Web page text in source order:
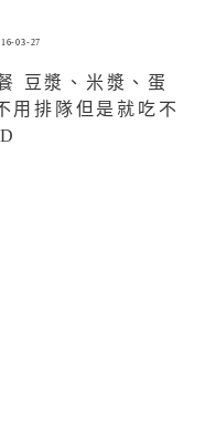
03-27
豆漿、米漿、蛋
用排隊但是就吃不